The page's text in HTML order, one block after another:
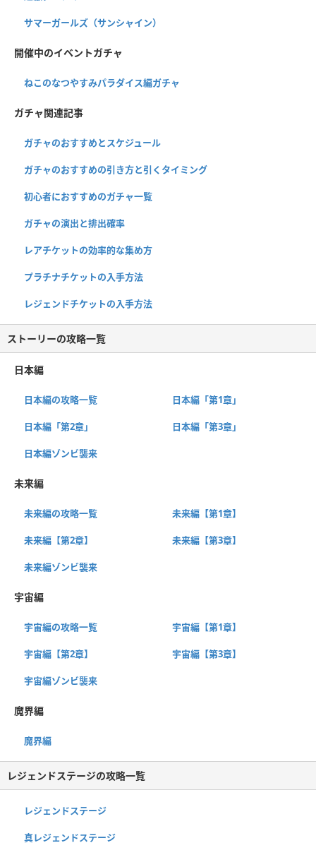
サマーガールズ（サンシャイン）
開催中のイベントガチャ
ねこのなつやすみパラダイス編ガチャ
ガチャ関連記事
ガチャのおすすめとスケジュール
ガチャのおすすめの引き方と引くタイミング
初心者におすすめのガチャ一覧
ガチャの演出と排出確率
レアチケットの効率的な集め方
プラチナチケットの入手方法
レジェンドチケットの入手方法
ストーリーの攻略一覧
日本編
日本編の攻略一覧 日本編「第1章」
日本編「第2章」 日本編「第3章」
日本編ゾンビ襲来
未来編
未来編の攻略一覧 未来編【第1章】
未来編【第2章】 未来編【第3章】
未来編ゾンビ襲来
宇宙編
宇宙編の攻略一覧 宇宙編【第1章】
宇宙編【第2章】 宇宙編【第3章】
宇宙編ゾンビ襲来
魔界編
魔界編
レジェンドステージの攻略一覧
レジェンドステージ
真レジェンドステージ